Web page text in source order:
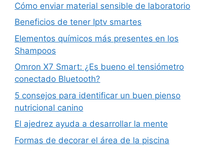
Cómo enviar material sensible de laboratorio
Beneficios de tener Iptv smartes
Elementos químicos más presentes en los
Shampoos
Omron X7 Smart: ¿Es bueno el tensiómetro
conectado Bluetooth?
5 consejos para identificar un buen pienso
nutricional canino
El ajedrez ayuda a desarrollar la mente
Formas de decorar el área de la piscina